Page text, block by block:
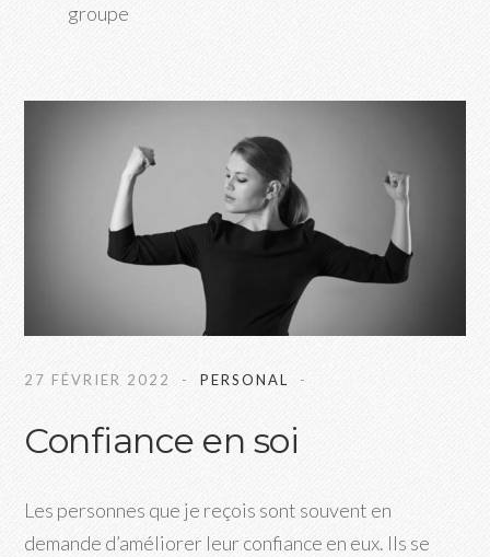
groupe
27 FÉVRIER 2022 PERSONAL
Confiance en soi
Les personnes que je reçois sont souvent en
demande d’améliorer leur confiance en eux. Ils se